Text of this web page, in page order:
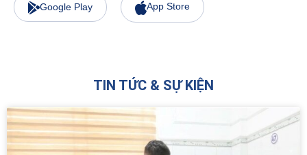
Google Play App Store
TIN TỨC & SỰ KIỆN